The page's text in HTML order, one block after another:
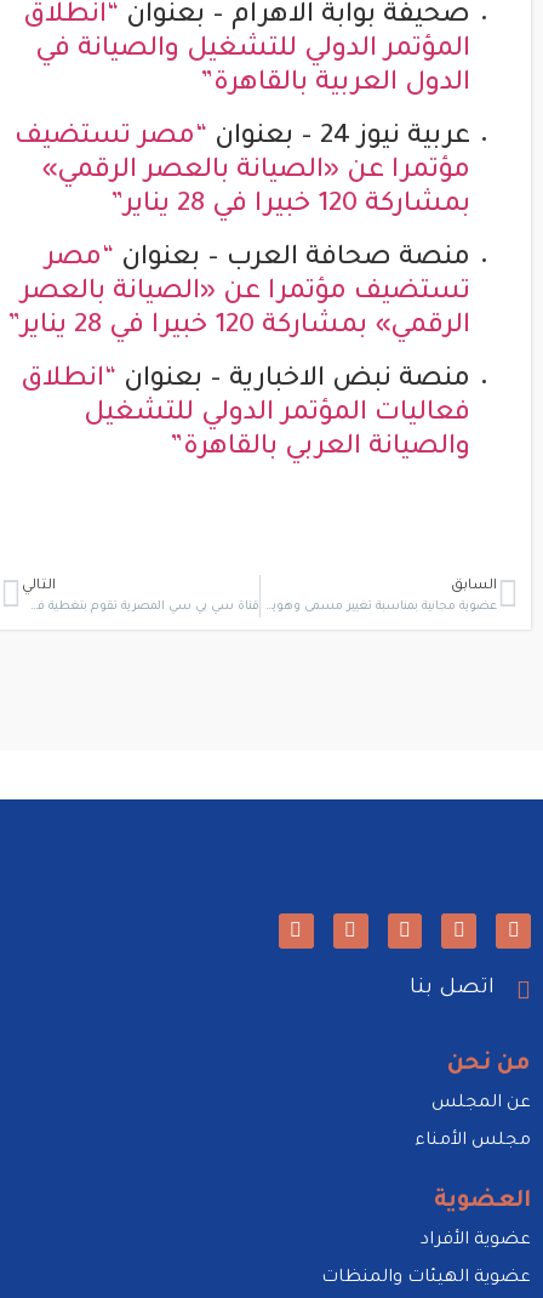
صحيفة بوابة الاهرام – بعنوان“انطلاق
المؤتمر الدولي للتشغيل والصيانة في
الدول العربية بالقاهرة”
عربية نيوز 24 – بعنوان
“مصر تستضيف
مؤتمرا عن «الصيانة بالعصر الرقمي»
بمشاركة 120 خبيرا في 28 يناير”
منصة صحافة العرب – بعنوان“مصر
تستضيف مؤتمرا عن «الصيانة بالعصر
الرقمي» بمشاركة 120 خبيرا في 28 يناير”
منصة نبض الاخبارية – بعنوان“انطلاق
فعاليات المؤتمر الدولي للتشغيل
والصيانة العربي بالقاهرة”
السابق
عضوية مجانية بمناسبة تغيير مسمى وهوية المجلس العربي للتشغيل والصيانة
التالي
قناة سي بي سي المصرية تقوم بتغطية فعاليات المؤتمر الدولي للتشغيل والصيانة (اومينتك 2024)
اتصل بنا
من نحن
عن المجلس
مجلس الأمناء
العضوية
عضوية الأفراد
عضوية الهيئات والمنظات